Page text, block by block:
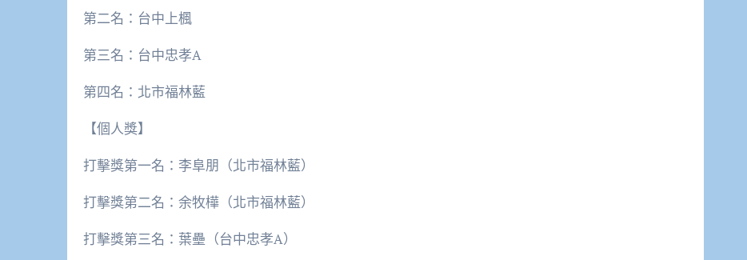
第二名：台中上楓
第三名：台中忠孝A
第四名：北市福林藍
【個人獎】
打擊獎第一名：李阜朋（北市福林藍）
打擊獎第二名：余牧樺（北市福林藍）
打擊獎第三名：葉壘（台中忠孝A）